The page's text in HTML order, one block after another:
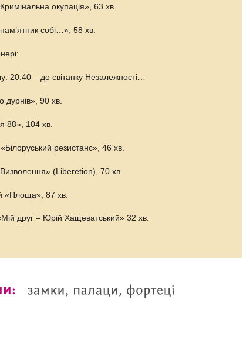
окупація», 63 хв.
собі…», 58 хв.
20.40 – до світанку Незалежності…
дурнів», 90 хв.
88», 104 хв.
резистанс», 46 хв.
(Liberetion), 70 хв.
«Площа», 87 хв.
друг – Юрій Хащеватський» 32 хв.